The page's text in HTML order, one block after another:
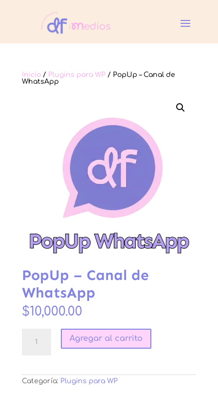
Inicio/ Plugins para WP/ PopUp – Canal de
WhatsApp
PopUp – Canal de
WhatsApp
$10,000.00
Canal
Agregar al carrito
Categoría: Plugins para WP